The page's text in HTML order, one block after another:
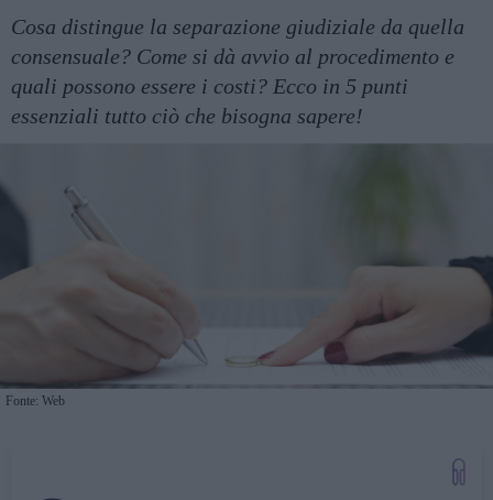
Cosa distingue la separazione giudiziale da quella
consensuale? Come si dà avvio al procedimento e
quali possono essere i costi? Ecco in 5 punti
essenziali tutto ciò che bisogna sapere!
Fonte: Web